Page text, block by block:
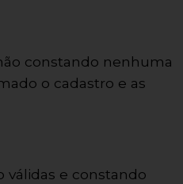
constando nenhuma
o cadastro e as
válidas e constando